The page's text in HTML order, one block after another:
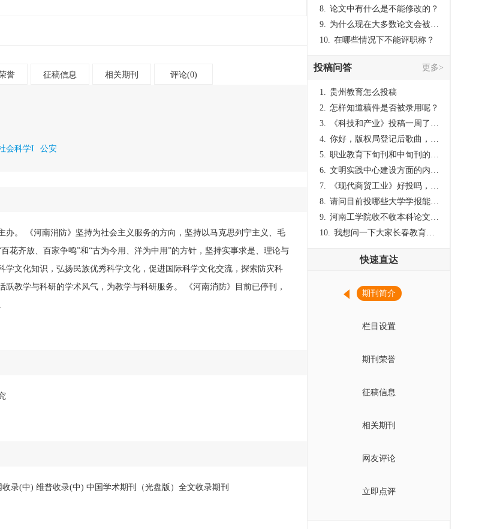
誉 征稿信息 相关期刊 评论(0)
会科学I 公安
办。 《河南消防》坚持为社会主义服务的方向，坚持以马克思列宁主义、毛
花齐放、百家争鸣”和“古为今用、洋为中用”的方针，坚持实事求是、理论与
学文化知识，弘扬民族优秀科学文化，促进国际科学文化交流，探索防灾科
跃教学与科研的学术风气，为教学与科研服务。 《河南消防》目前已停刊，
录(中) 维普收录(中) 中国学术期刊（光盘版）全文收录期刊
8. 论文中有什么是不能修改的？
9. 为什么现在大多数论文会被评判为AI撰写？（深度剖析查重机制下的困境与出路）
10. 在哪些情况下不能评职称？
投稿问答 更多>
1. 贵州教育怎么投稿
2. 怎样知道稿件是否被录用呢？
3.
《科技和产业》投稿一周了仍是“已发回执”状态，这是什么意思？什么时候外审？
4. 你好，版权局登记后歌曲，这里能否发表
5. 职业教育下旬刊和中旬刊的国内刊号一样，他们有什么区别，两本刊物都是真的吗？
6. 文明实践中心建设方面的内容适合那种期刊
7.
《现代商贸工业》好投吗，版面费多少？
8. 请问目前投哪些大学学报能较快出刊啊
9. 河南工学院收不收本科论文呀？
10. 我想问一下大家长春教育学院学报是本科学报吗？
快速直达
期刊简介
栏目设置
期刊荣誉
征稿信息
相关期刊
网友评论
立即点评